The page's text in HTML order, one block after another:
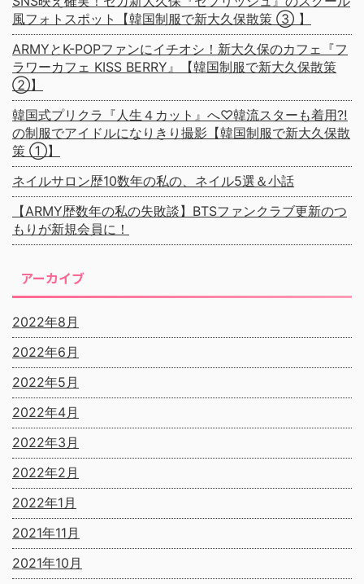
風フォトスポット【韓国制服で新大久保散策 ③ 】
ARMYとK-POPファンにイチオシ！新大久保のカフェ『フ
ラワーカフェ KISS BERRY』【韓国制服で新大久保散策
②】
韓国式プリクラ『人生４カット』へ♡韓流スターも着用⁈
の制服でアイドルになりきり撮影【韓国制服で新大久保散
策 ①】
ネイルサロン歴10数年の私の、ネイル5選＆小話
【ARMY歴数年の私の失敗談】BTSファンクラブ更新のつ
もりが新規会員に！
アーカイブ
2022年8月
2022年6月
2022年5月
2022年4月
2022年3月
2022年2月
2022年1月
2021年11月
2021年10月